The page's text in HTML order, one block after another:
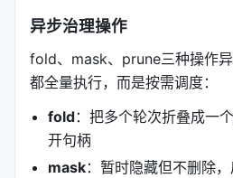
异步治理操作
fold、mask、prune三种操作
都全量执行，而是按需调度：
fold：把多个轮次折叠成一
开句柄
mask：暂时隐藏但不删除